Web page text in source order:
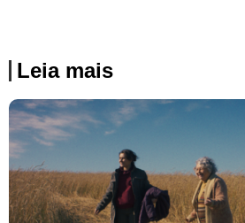
Leia mais